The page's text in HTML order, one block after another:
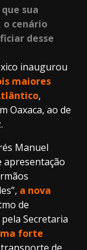
sua
o cenário
desse
inaugurou
maiores
,
Oaxaca, ao de
Manuel
apresentação
a nova
de
Secretaria
forte
de